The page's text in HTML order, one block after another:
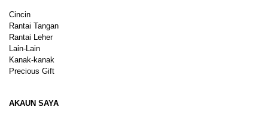
Cincin
Rantai Tangan
Rantai Leher
Lain-Lain
Kanak-kanak
Precious Gift
AKAUN SAYA